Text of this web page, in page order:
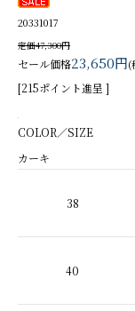
20331017
定価47,300円
セール価格23,650円(
[215ポイント進呈 ]
COLOR／SIZE
カーキ
38
40